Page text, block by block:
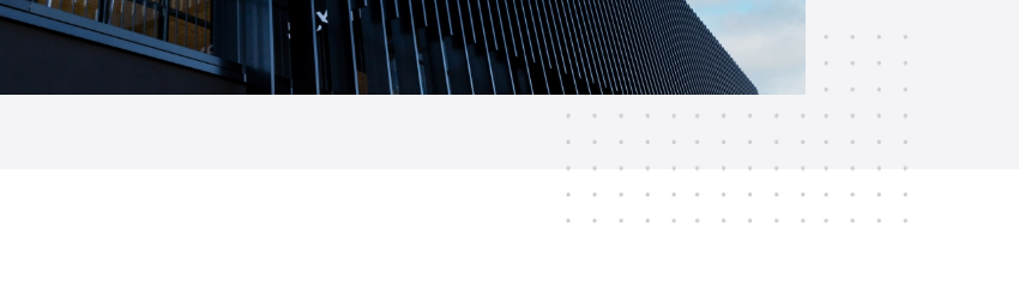
Cortinas de Vidro Alicantinas e Cortinas exteriores Toldos